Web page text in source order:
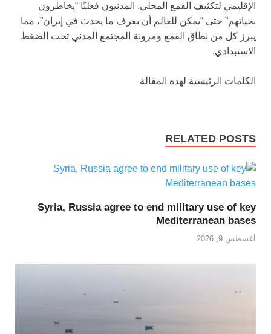
الإقليمي لتكثيف القمع المحلي. المدنيون فعليًا “يخاطرون
بحياتهم” حتى “يمكن للعالم أن يعرف ما يحدث في إيران”، مما
يبرز كل من نطاق القمع ومرونة المجتمع المدني تحت الضغط
الاستبدادي.
الكلمات الرئيسية لهذه المقالة
RELATED POSTS
Syria, Russia agree to end military use of key
Mediterranean bases
أغسطس 9, 2026